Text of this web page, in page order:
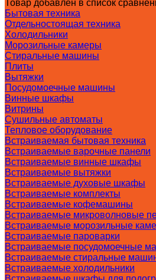
Товар добавлен в список
Бытовая техника
Отдельностоящая техника
Холодильники
Морозильные камеры
Стиральные машины
Плиты
Вытяжки
Посудомоечные машины
Винные шкафы
Витрины
Сушильные автоматы
Тепловое оборудование
Встраиваемая бытовая техника
Встраиваемые варочные панели
Встраиваемые винные шкафы
Встраиваемые вытяжки
Встраиваемые духовые шкафы
Встраиваемые комплекты
Встраиваемые кофемашины
Встраиваемые микроволновые
Встраиваемые морозильные
Встраиваемые пароварки
Встраиваемые посудомоечные
Встраиваемые стиральные
Встраиваемые холодильники